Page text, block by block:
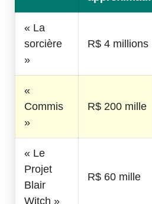
« La
sorcière
»
R$ 4 millions
«
Commis
»
R$ 200 mille
« Le
Projet
Blair
Witch »
R$ 60 mille